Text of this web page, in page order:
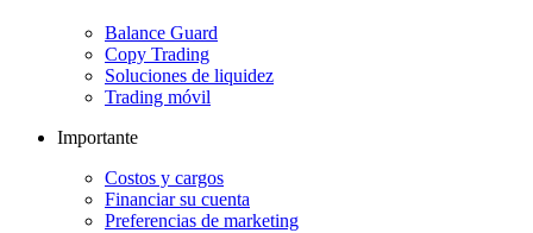
Balance Guard
Copy Trading
Soluciones de liquidez
Trading móvil
Importante
Costos y cargos
Financiar su cuenta
Preferencias de marketing